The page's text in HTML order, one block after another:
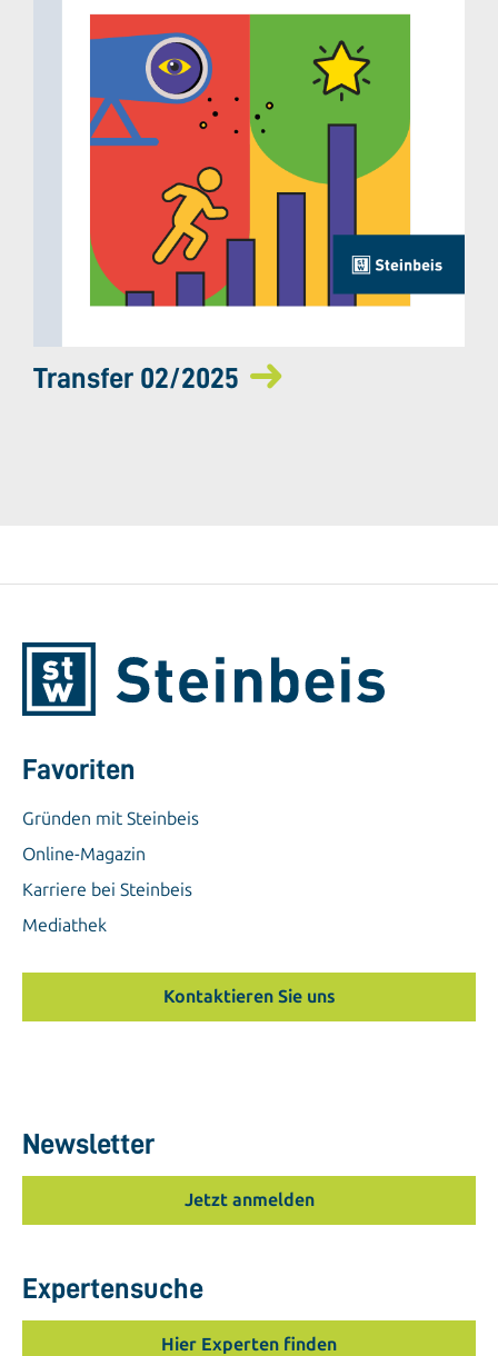
Transfer 02/2025
Favoriten
Gründen mit Steinbeis
Online-Magazin
Karriere bei Steinbeis
Mediathek
Kontaktieren Sie uns
Newsletter
Jetzt anmelden
Expertensuche
Hier Experten finden